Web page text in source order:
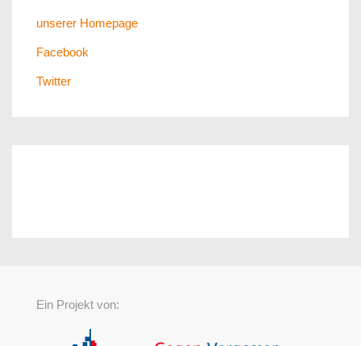
unserer Homepage
Facebook
Twitter
Ein Projekt von: